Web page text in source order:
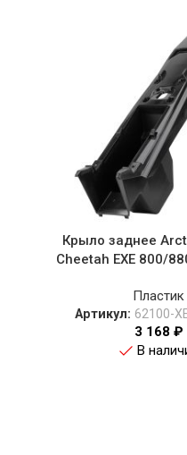
Крыло заднее
Cheetah EXE 800/
Пластик
Артикул: 62100-
3 168 ₽
В